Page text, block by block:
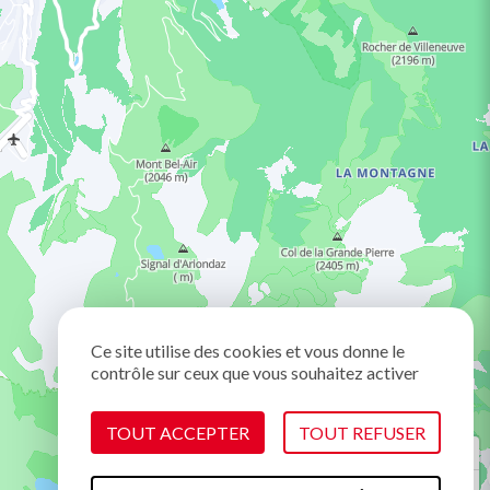
Ce site utilise des cookies et vous donne le
contrôle sur ceux que vous souhaitez activer
TOUT ACCEPTER TOUT REFUSER